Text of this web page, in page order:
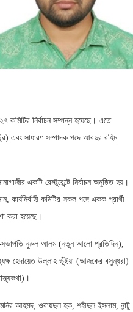
কমিটির নির্বাচন সম্পন্ন হয়েছে। এতে
এবং সাধারণ সম্পাদক পদে আবদুর রহিম
একটি রেস্টুরেন্টে নির্বাচন অনুষ্ঠিত হয়।
কার্যনির্বাহী কমিটির সকল পদে একক প্রার্থী
করা হয়েছে।
সভাপতি নুরুল আলম (নতুন আলো প্রতিদিন),
হেদায়েত উল্লাহ ভূঁইয়া (আজকের বসুন্ধরা)
মনির আহমদ, ওবায়দুল হক, শহীদুল ইসলাম, নান্টু